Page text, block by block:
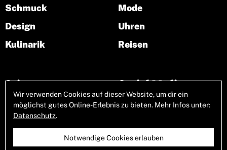
Seiten
Über uns
Schmuck
Design
Kulinarik
Mode
Uhren
Reisen
Social Media
Wir verwenden Cookies auf dieser Website, um dir ein
möglichst gutes Online-Erlebnis zu bieten. Mehr Infos unter:
Datenschutz.
Notwendige Cookies erlauben